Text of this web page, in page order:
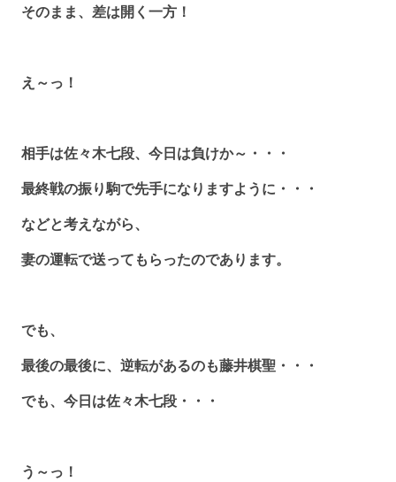
そのまま、差は開く一方！
え～っ！
相手は佐々木七段、今日は負けか～・・・
最終戦の振り駒で先手になりますように・・・
などと考えながら、
妻の運転で送ってもらったのであります。
でも、
最後の最後に、逆転があるのも藤井棋聖・・・
でも、今日は佐々木七段・・・
う～っ！